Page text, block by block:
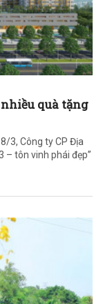
quà tặng
3, Công ty CP Địa
– tôn vinh phái đẹp”